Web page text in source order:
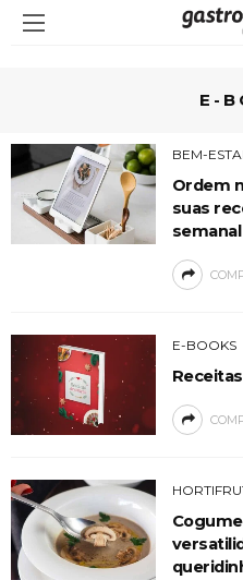
E-
BEM-
Ordem
suas
semanal
E-BOOKS